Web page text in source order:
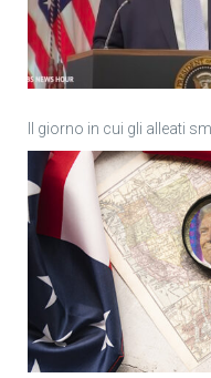
Il giorno in cui gli alleati